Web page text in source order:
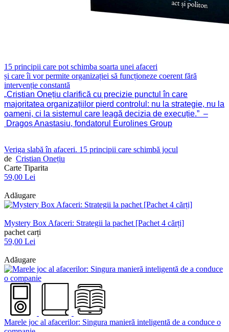
15 principii care pot schimba soarta unei afaceri
și care îi vor permite organizației să funcționeze coerent fără
intervenție constantă
„Cristian Onețiu clarifică cu precizie punctul în care
majoritatea organizațiilor pierd controlul: nu la strategie, nu la
oameni, ci la sistemul care leagă decizia de execuție.” –
Dragoș Anastasiu, fondatorul Eurolines Group
Veriga slabă în afaceri. 15 principii care schimbă jocul
de Cristian Onețiu
Carte Tiparita
59,00 Lei
Adăugare
Mystery Box Afaceri: Strategii la pachet [Pachet 4 cărți]
pachet carți
59,00 Lei
Adăugare
Marele joc al afacerilor: Singura manieră inteligentă de a conduce o